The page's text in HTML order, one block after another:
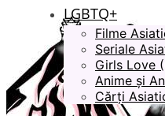
LGBTQ+
Filme
Seriale
Girls Love
Anime și
Cărți